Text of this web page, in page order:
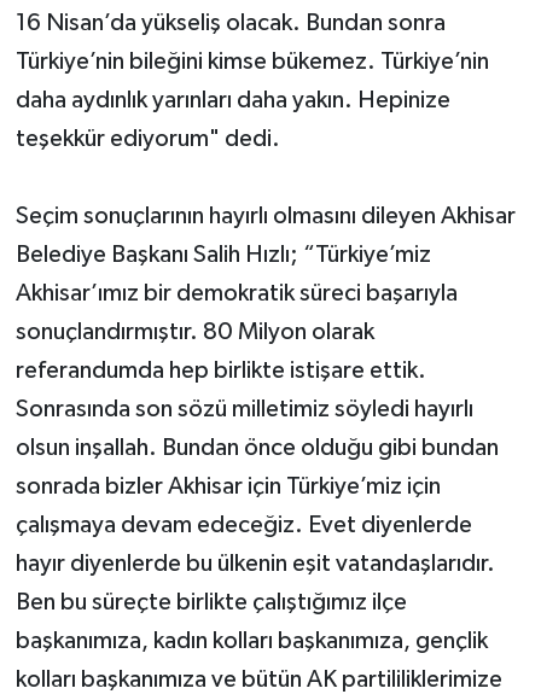
16 Nisan’da yükseliş olacak. Bundan sonra
Türkiye’nin bileğini kimse bükemez. Türkiye’nin
daha aydınlık yarınları daha yakın. Hepinize
teşekkür ediyorum" dedi.
Seçim sonuçlarının hayırlı olmasını dileyen Akhisar
Belediye Başkanı Salih Hızlı; “Türkiye’miz
Akhisar’ımız bir demokratik süreci başarıyla
sonuçlandırmıştır. 80 Milyon olarak
referandumda hep birlikte istişare ettik.
Sonrasında son sözü milletimiz söyledi hayırlı
olsun inşallah. Bundan önce olduğu gibi bundan
sonrada bizler Akhisar için Türkiye’miz için
çalışmaya devam edeceğiz. Evet diyenlerde
hayır diyenlerde bu ülkenin eşit vatandaşlarıdır.
Ben bu süreçte birlikte çalıştığımız ilçe
başkanımıza, kadın kolları başkanımıza, gençlik
kolları başkanımıza ve bütün AK partililiklerimize